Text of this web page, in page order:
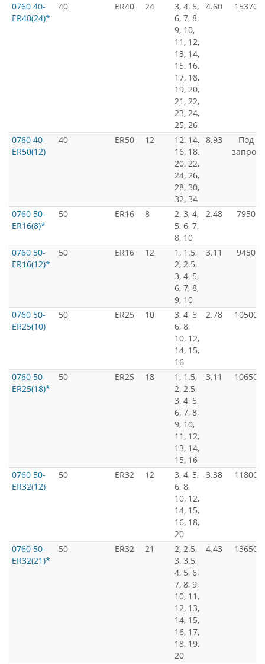
0760 40-
ER40(24)*
40 ER40 24
3, 4, 5,
6, 7, 8,
9, 10,
11, 12,
13, 14,
15, 16,
17, 18,
19, 20,
21, 22,
23, 24,
25, 26
4.60 15370
0760 40-
ER50(12)
40 ER50 12
12, 14,
16, 18.
20, 22,
24, 26,
28, 30,
32, 34
8.93
Под
запрос
0760 50-
ER16(8)*
50 ER16 8
2, 3, 4,
5, 6, 7,
8, 10
2.48 7950
0760 50-
ER16(12)*
50 ER16 12
1, 1.5,
2, 2.5,
3, 4, 5,
6, 7, 8,
9, 10
3.11 9450
0760 50-
ER25(10)
50 ER25 10
3, 4, 5,
6, 8,
10, 12,
14, 15,
16
2.78 10500
0760 50-
ER25(18)*
50 ER25 18
1, 1.5,
2, 2.5,
3, 4, 5,
6, 7, 8,
9, 10,
11, 12,
13, 14,
15, 16
3.11 10650
0760 50-
ER32(12)
50 ER32 12
3, 4, 5,
6, 8,
10, 12,
14, 15,
16, 18,
20
3.38 11800
0760 50-
ER32(21)*
50 ER32 21
2, 2.5,
3, 3.5,
4, 5, 6,
7, 8, 9,
10, 11,
12, 13,
14, 15,
16, 17,
18, 19,
20
4.43 13650